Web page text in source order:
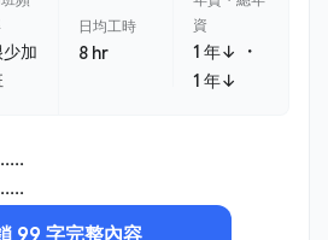
加
日均工時
8 hr
資
1 年↓ ・
1 年↓
99 字完整內容